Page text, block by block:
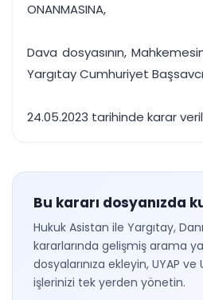
ONANMASINA,
Dava dosyasının,
Yargıtay Cumhuriyet
24.05.2023 tarihinde karar
Bu kararı dosyanızda
Hukuk Asistan ile Yargıtay,
kararlarında gelişmiş arama
dosyalarınıza ekleyin, UYAP
işlerinizi tek yerden yönetin.